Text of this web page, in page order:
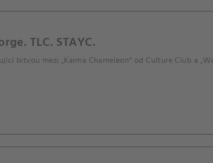
TLC. STAYC.
bitvou mezi „Karma Chameleon“ od Culture Club a